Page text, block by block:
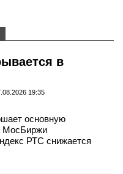
в
19:35
основную
МосБиржи
РТС снижается